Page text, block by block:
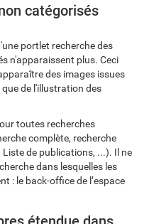
catégorisés
portlet recherche des
n'apparaissent plus. Ceci
des images issues
de l'illustration des
toutes recherches
complète, recherche
de publications, ...). Il ne
dans lesquelles les
: le back-office de l’espace